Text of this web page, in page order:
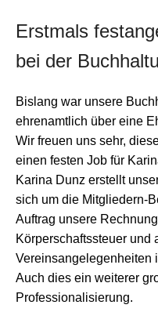
Erstmals
bei der
Bislang war unsere
ehrenamtlich über eine
Wir freuen uns sehr,
einen festen Job für
Karina Dunz erstellt
sich um die Mitgliedern-
Auftrag unsere
Körperschaftssteuer und
Vereinsangelegenheiten
Auch dies ein weiterer
Professionalisierung.